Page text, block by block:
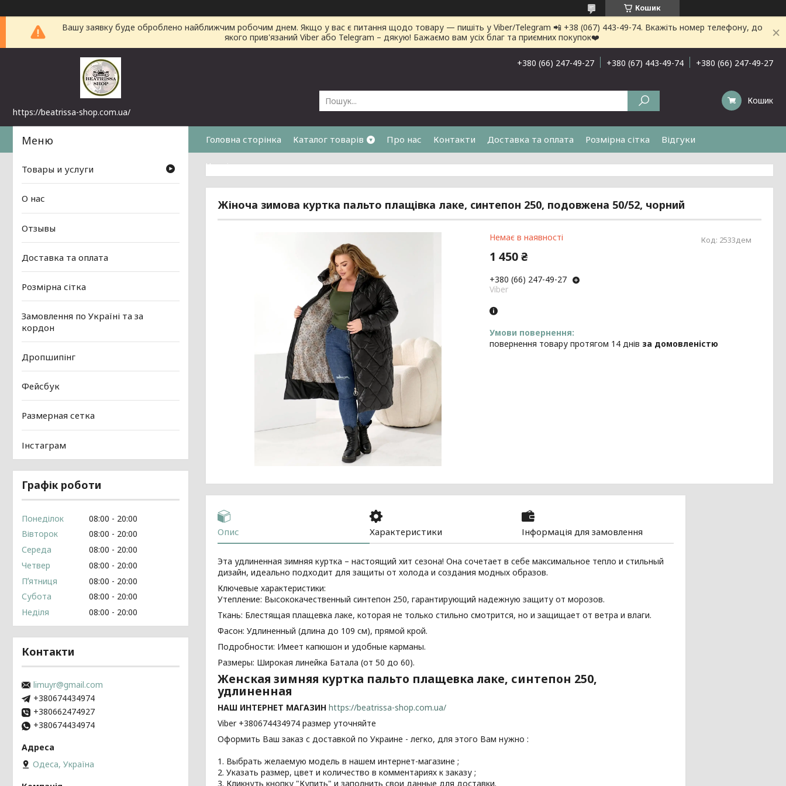
Кошик
Вашу заявку буде оброблено найближчим робочим днем. Якщо у вас є питання щодо товару — пишіть у Viber/Telegram 📲 +38 (067) 443-49-74. Вкажіть номер телефону, до
якого прив'язаний Viber або Telegram – дякую! Бажаємо вам усіх благ та приємних покупок❤️
https://beatrissa-shop.com.ua/
+380 (66) 247-49-27 +380 (67) 443-49-74 +380 (66) 247-49-27
Кошик
Головна сторінка Каталог товарів Про нас Контакти Доставка та оплата Розмірна сітка Відгуки
Часті питання
Жіноча зимова куртка пальто плащівка лаке, синтепон 250, подовжена 50/52, чорний
Немає в наявності Код: 2533дем
1 450 ₴
+380 (66) 247-49-27
Viber
повернення товару протягом 14 днів за домовленістю
Опис Характеристики Інформація для замовлення
Эта удлиненная зимняя куртка – настоящий хит сезона! Она сочетает в себе максимальное тепло и стильный
дизайн, идеально подходит для защиты от холода и создания модных образов.
Ключевые характеристики:
Утепление: Высококачественный синтепон 250, гарантирующий надежную защиту от морозов.
Ткань: Блестящая плащевка лаке, которая не только стильно смотрится, но и защищает от ветра и влаги.
Фасон: Удлиненный (длина до 109 см), прямой крой.
Подробности: Имеет капюшон и удобные карманы.
Размеры: Широкая линейка Батала (от 50 до 60).
Женская зимняя куртка пальто плащевка лаке, синтепон 250,
удлиненная
НАШ ИНТЕРНЕТ МАГАЗИН https://beatrissa-shop.com.ua/
Viber +380674434974 размер уточняйте
Оформить Ваш заказ с доставкой по Украине - легко, для этого Вам нужно :
1. Выбрать желаемую модель в нашем интернет-магазине ;
2. Указать размер, цвет и количество в комментариях к заказу ;
3. Кликнуть кнопку "Купить" и заполнить свои данные для доставки.
Товары и услуги
О нас
Отзывы
Доставка та оплата
Розмірна сітка
Замовлення по Україні та за
кордон
Дропшипінг
Фейсбук
Размерная сетка
Інстаграм
Графік роботи
Понеділок 08:00
20:00
Вівторок
08:00
20:00
Середа
08:00
20:00
Четвер
08:00
20:00
Пʼятниця
08:00
20:00
Субота
08:00
20:00
Неділя
08:00 20:00
Контакти
limuyr@gmail.com
+380674434974
+380662474927
+380674434974
Одеса, Україна